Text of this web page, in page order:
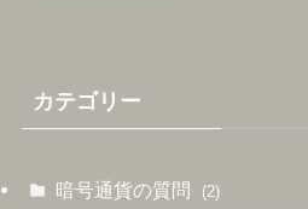
カテゴリー
暗号通貨の質問 (2)